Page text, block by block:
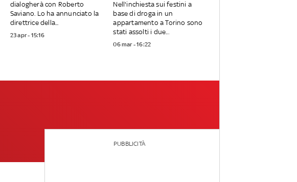
dialogherà con Roberto
Saviano. Lo ha annunciato la
direttrice della...
23 apr - 15:16
Nell'inchiesta sui festini a
base di droga in un
appartamento a Torino sono
stati assolti i due...
06 mar - 16:22
PUBBLICITÀ